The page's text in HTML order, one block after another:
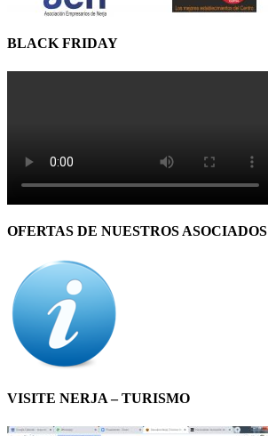
BLACK FRIDAY
OFERTAS DE NUESTROS ASOCIADOS
VISITE NERJA – TURISMO